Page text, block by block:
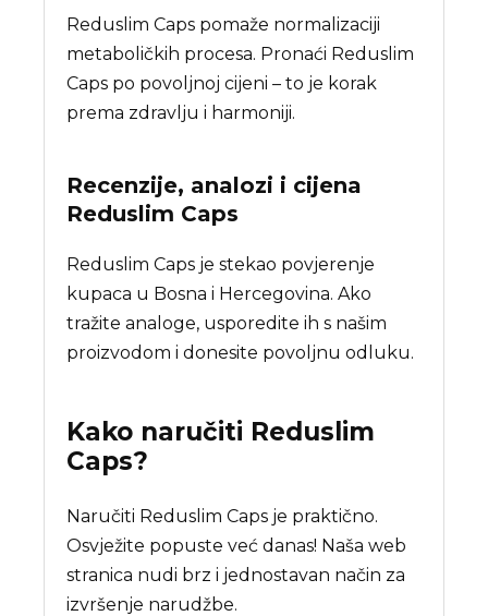
Reduslim Caps pomaže normalizaciji
metaboličkih procesa. Pronaći Reduslim
Caps po povoljnoj cijeni – to je korak
prema zdravlju i harmoniji.
Recenzije, analozi i cijena
Reduslim Caps
Reduslim Caps je stekao povjerenje
kupaca u Bosna i Hercegovina. Ako
tražite analoge, usporedite ih s našim
proizvodom i donesite povoljnu odluku.
Kako naručiti Reduslim
Caps?
Naručiti Reduslim Caps je praktično.
Osvježite popuste već danas! Naša web
stranica nudi brz i jednostavan način za
izvršenje narudžbe.